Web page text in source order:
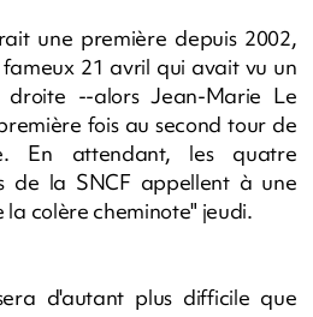
une première depuis 2002,
21 avril qui avait vu un
--alors Jean-Marie Le
fois au second tour de
En attendant, les quatre
de la SNCF appellent à une
la colère cheminote" jeudi.
d'autant plus difficile que